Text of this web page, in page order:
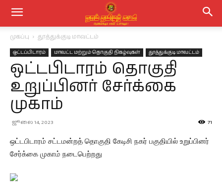
முகப்பு தூத்துக்குடி மாவட்டம்
ஒட்டப்பிடாரம் மாவட்ட மற்றும் தொகுதி நிகழ்வுகள் தூத்துக்குடி மாவட்டம்
ஒட்டபிடாரம் தொகுதி
உறுப்பினர் சேர்க்கை
முகாம்
ஜூலை 14, 2023 71
ஒட்டபிடாரம் சட்டமன்றத் தொகுதி கேடிசி நகர் பகுதியில் உறுப்பினர்
சேர்க்கை முகாம் நடைபெற்றது